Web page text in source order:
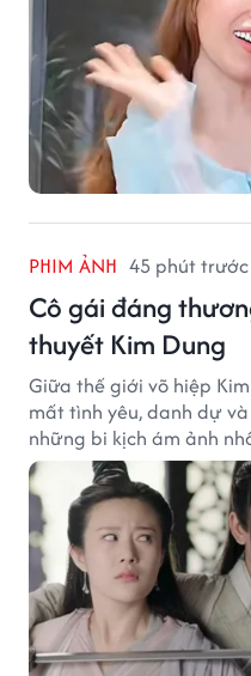
PHIM ẢNH 45 phút trước
Cô gái đáng
thuyết Kim Dung
Giữa thế giới võ hiệp
mất tình yêu, danh dự
những bi kịch ám ảnh